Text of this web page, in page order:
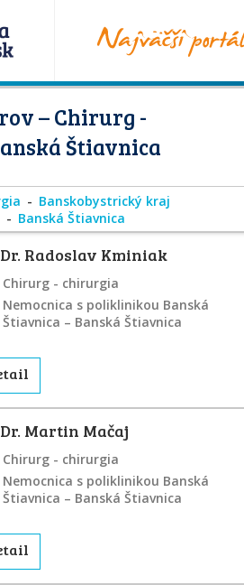
– Chirurg -
Štiavnica
Banskobystrický kraj
Banská Štiavnica
Radoslav Kminiak
Chirurg - chirurgia
Nemocnica s poliklinikou Banská
Štiavnica – Banská Štiavnica
Martin Mačaj
Chirurg - chirurgia
Nemocnica s poliklinikou Banská
Štiavnica – Banská Štiavnica